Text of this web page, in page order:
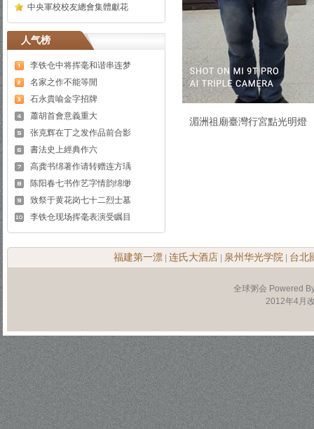
中央軍校校友總會集體獻花
人气榜
李铁仓中将挥毫和谐串连梦
名家之作不能等閒
石永貴喻金字招牌
蕭胡首會意義重大
张克辉在丁之发作品前合影
書法史上經典作六
高龚书绵著作请转赠连方瑀
陈阳春七书作艺字情韵绵缈
致祭于黄花岗七十二烈士墓
李铁仓现场挥毫表演受瞩目
湄洲祖廟臺灣行宮點光明燈
福建第一漂 连氏大酒店 泉州华光学院 台北
全球粥会 Powered
2012年4月